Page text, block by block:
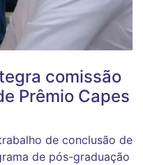
comissão
Prêmio Capes
de conclusão de
de pós-graduação